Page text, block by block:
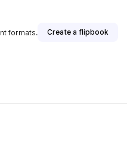
formats. Create a flipbook